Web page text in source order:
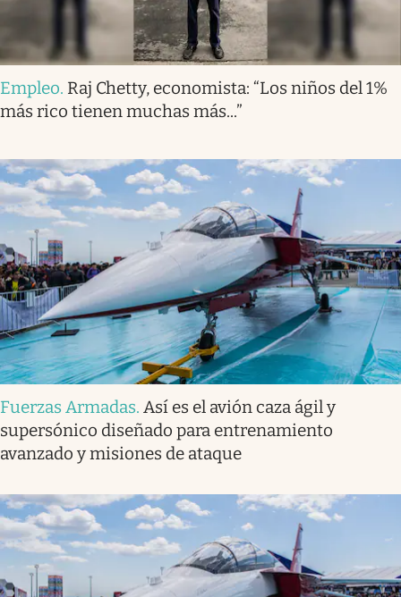
Empleo. Raj Chetty, economista: “Los niños del 1%
más rico tienen muchas más...”
Fuerzas Armadas. Así es el avión caza ágil y
supersónico diseñado para entrenamiento
avanzado y misiones de ataque